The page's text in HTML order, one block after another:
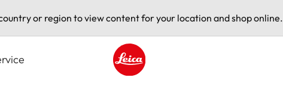
or region to view content for your location and shop online.